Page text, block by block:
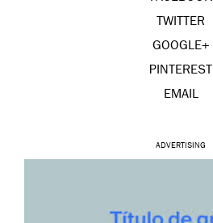
TWITTER
GOOGLE+
PINTEREST
EMAIL
ADVERTISING